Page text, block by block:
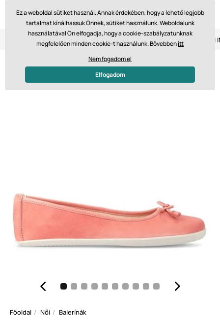
Visszaküldés 14 napon belül Gyors szállítás 61 475 Ft-tól
Főoldal Női Balerínák
Ez a weboldal sütiket használ. Annak érdekében, hogy a lehető legjobb
tartalmat kínálhassuk Önnek, sütiket használunk. Weboldalunk
használatával Ön elfogadja, hogy a cookie-szabályzatunknak
megfelelően minden cookie-t használunk. Bővebbenitt
Nem fogadom el
Elfogadom